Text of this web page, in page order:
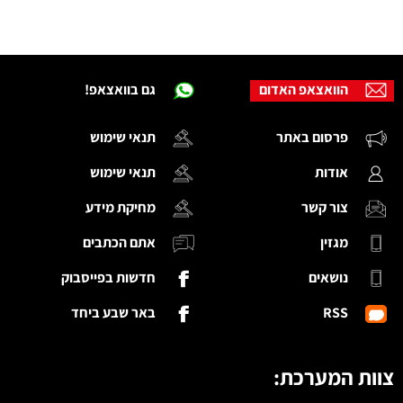
גם בוואצאפ!
תנאי שימוש
תנאי שימוש
מחיקת מידע
אתם הכתבים
חדשות בפייסבוק
באר שבע ביחד
הוואצאפ האדום
פרסום באתר
אודות
צור קשר
מגזין
נושאים
RSS
צוות המערכת: